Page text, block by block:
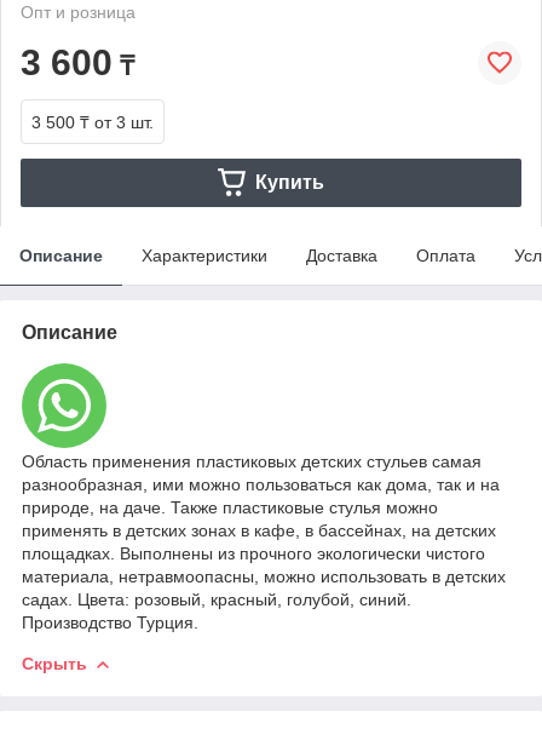
Опт и розница
3 600 ₸
3 500 ₸ от 3 шт.
Купить
Описание Характеристики Доставка Оплата
Описание
Область применения пластиковых детских стульев самая
разнообразная, ими можно пользоваться как дома, так и на
природе, на даче. Также пластиковые стулья можно
применять в детских зонах в кафе, в бассейнах, на детских
площадках. Выполнены из прочного экологически чистого
материала, нетравмоопасны, можно использовать в детских
садах. Цвета: розовый, красный, голубой, синий.
Производство Турция.
Скрыть